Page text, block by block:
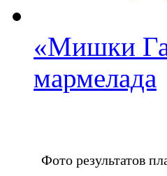
«Мишки
мармелада
Фото результатов